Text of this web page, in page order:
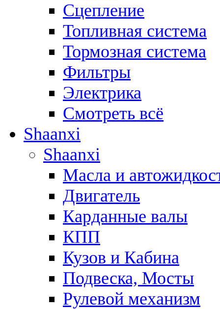
Сцепление
Топливная система
Тормозная система
Фильтры
Электрика
Смотреть всё
Shaanxi
Shaanxi
Масла и
Двигатель
Карданные валы
КПП
Кузов и Кабина
Подвеска, Мосты
Рулевой механизм